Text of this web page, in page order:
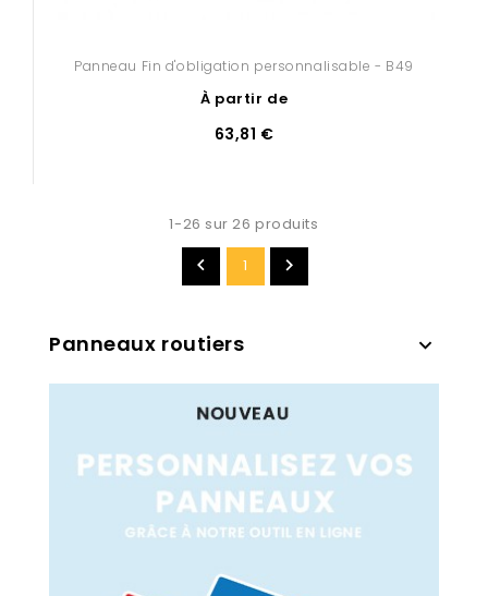
Panneau Fin d'obligation personnalisable - B49
À partir de
63,81 €
1-26 sur 26 produits
 1 
Panneaux routiers 